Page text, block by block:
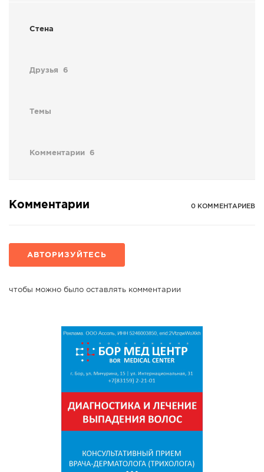
Стена
Друзья 6
Темы
Комментарии 6
Комментарии 0 КОММЕНТАРИЕВ
АВТОРИЗУЙТЕСЬ
чтобы можно было оставлять комментарии